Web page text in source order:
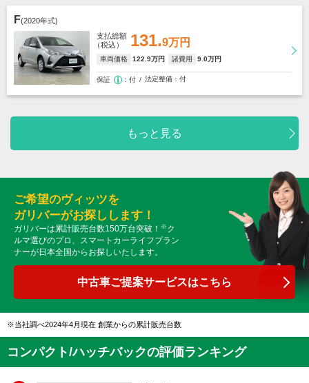
F(2020年式)
131.9万円
支払総額
（税込）
車両価格 122 .9万円 諸費用 9 .0万円
保証 付 法定整備 付
もっと見る
ご希望のヴィッツを
ガリバーがお探しします！
ガリバーは累計販売台数150万台突破！ ※ ク
ルマ選びのプロ、スマートカーライフプラン
ナーが日本全国からお探しいたします。
中古車ご提案サービスはこちら
当社調べ2024年4月現在 創業からの累計販売台数
コンパクト/ハッチバックの評価ランキング